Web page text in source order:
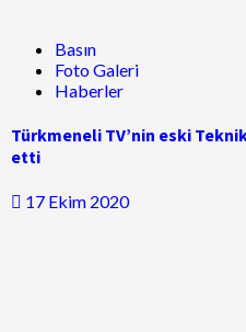
Basın
Foto Galeri
Haberler
Türkmeneli TV’nin eski
etti
17 Ekim 2020